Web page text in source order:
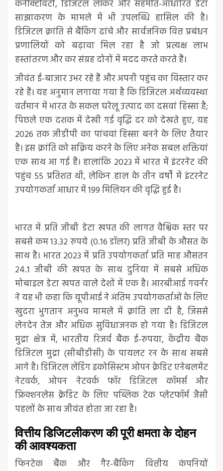
कनेक्टिविटी, डिजिटल लॉकर और सहमति-आधारित डेटा
साझाकरण के मामले में भी उपलब्धि हासिल की है।
डिजिटल क्रांति से बैंकिंग ढांचे और सार्वजनिक वित्त प्रबंधन
प्रणालियों को बढ़ावा मिल रहा है जो प्रत्यक्ष लाभ
हस्तांतरण और कर संग्रह दोनों में मदद करते करते हैं।
जीवंत ई-बाजार उभर रहे हैं और अपनी पहुंच का विस्तार कर
रहे हैं। यह अनुमान लगाया गया है कि डिजिटल अर्थव्यवस्था
वर्तमान में भारत के सकल घरेलू उत्पाद का दसवां हिस्सा है;
पिछले एक दशक में देखी गई वृद्धि दर को देखते हुए, यह
2026 तक जीडीपी का पांचवां हिस्सा बनने के लिए तैयार
है। इस क्रांति को सक्रिय करने के लिए अनेक सबल शक्तियां
एक साथ आ गई हैं। हालांकि 2023 में भारत में इंटरनेट की
पहुंच 55 प्रतिशत थी, लेकिन हाल के तीन वर्षों में इंटरनेट
उपयोगकर्ता आधार में 199 मिलियन की वृद्धि हुई है।
भारत में प्रति जीबी डेटा खपत की लागत वैश्विक स्तर पर
सबसे कम 13.32 रुपये (0.16 डॉलर) प्रति जीबी के औसत के
साथ है। भारत 2023 में प्रति उपयोगकर्ता प्रति माह औसतन
24.1 जीबी की खपत के साथ दुनिया में सबसे अधिक
मोबाइल डेटा खपत वाले देशों में एक है। आरबीआई गवर्नर
ने यह भी कहा कि यूपीआई ने अंतिम उपयोगकर्ताओं के लिए
खुदरा भुगतान अनुभव मामले में क्रांति ला दी है, जिससे
लेनदेन तेज और अधिक सुविधाजनक हो गया है। डिजिटल
मुद्रा क्षेत्र में, भारतीय रिजर्व बैंक ई-रुपया, केंद्रीय बैंक
डिजिटल मुद्रा (सीबीडीसी) के पायलट रन के साथ सबसे
आगे है। डिजिटल लेंडिंग इकोसिस्टम ओपन क्रेडिट एनेबलमेंट
नेटवर्क, ओपन नेटवर्क फॉर डिजिटल कॉमर्स और
फ्रिक्शनलेस क्रेडिट के लिए पब्लिक टेक प्लेटफॉर्म जैसी
पहलों के साथ जीवंत होता जा रहा है।
वित्तीय डिजिटलीकरण की पूरी क्षमता के दोहन
की आवश्यकता
फिनटेक बैंक और गैर-बैंकिंग वित्तीय कंपनियों